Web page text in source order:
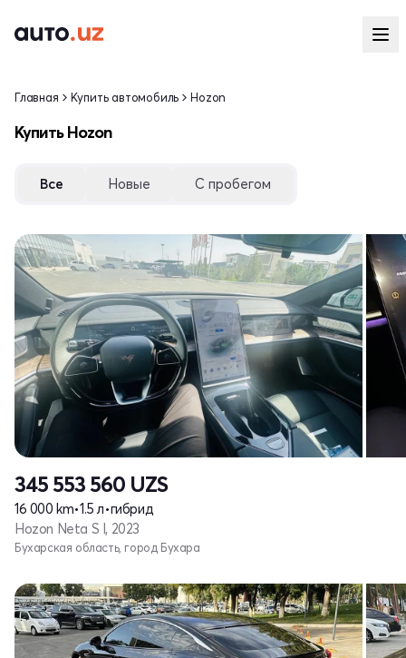
Главная Купить автомобиль Hozon
Купить Hozon
Все Новые С пробегом
345 553 560 UZS
16 000 km•1.5 л•гибрид
Hozon Neta S I, 2023
Бухарская область, город Бухара